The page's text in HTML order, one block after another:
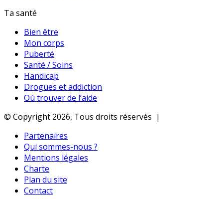
Ta santé
Bien être
Mon corps
Puberté
Santé / Soins
Handicap
Drogues et addiction
Où trouver de l’aide
© Copyright 2026, Tous droits réservés |
Partenaires
Qui sommes-nous ?
Mentions légales
Charte
Plan du site
Contact